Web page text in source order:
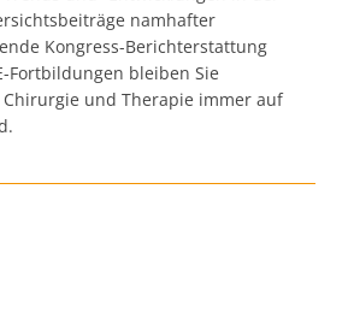
namhafter
Kongress-Berichterstattung
Fortbildungen bleiben Sie
und Therapie immer auf